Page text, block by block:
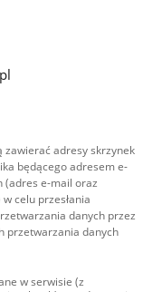
zawierać adresy skrzynek
będącego adresem e-
(adres e-mail oraz
celu przesłania
danych przez
przetwarzania danych
w serwisie (z